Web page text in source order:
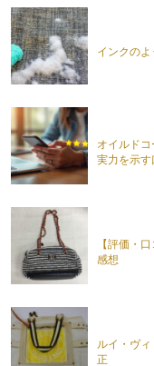
インクのよ
オイルド
実力を示す
【評価・
感想
ルイ・ヴ
正